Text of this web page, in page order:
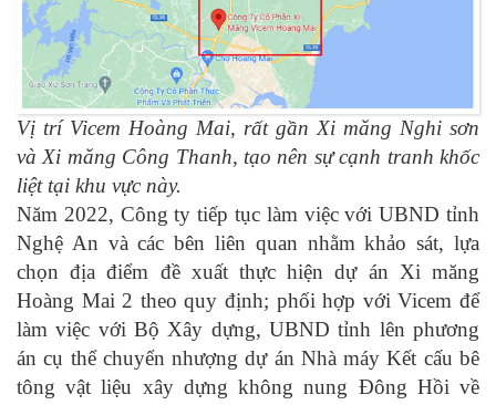
Vị trí Vicem Hoàng Mai, rất gần Xi măng Nghi sơn
và Xi măng Công Thanh, tạo nên sự cạnh tranh khốc
liệt tại khu vực này.
Năm 2022, Công ty tiếp tục làm việc với UBND tỉnh
Nghệ An và các bên liên quan nhằm khảo sát, lựa
chọn địa điểm đề xuất thực hiện dự án Xi măng
Hoàng Mai 2 theo quy định; phối hợp với Vicem để
làm việc với Bộ Xây dựng, UBND tỉnh lên phương
án cụ thể chuyển nhượng dự án Nhà máy Kết cấu bê
tông vật liệu xây dựng không nung Đông Hồi về